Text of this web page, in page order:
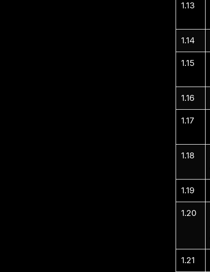
1.13
1.14
1.15
1.16
1.17
1.18
1.19
1.20
1.21